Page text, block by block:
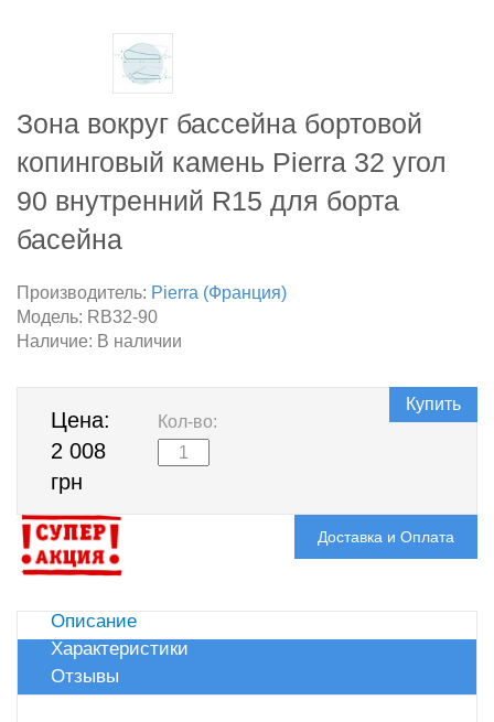
Зона вокруг бассейна бортовой
копинговый камень Pierra 32 угол
90 внутренний R15 для борта
басейна
Производитель: Pierra (Франция)
Модель: RB32-90
Наличие: В наличии
Цена:
2 008
грн
Кол-во:
Купить
Доставка и Оплата
Описание
Характеристики
Отзывы